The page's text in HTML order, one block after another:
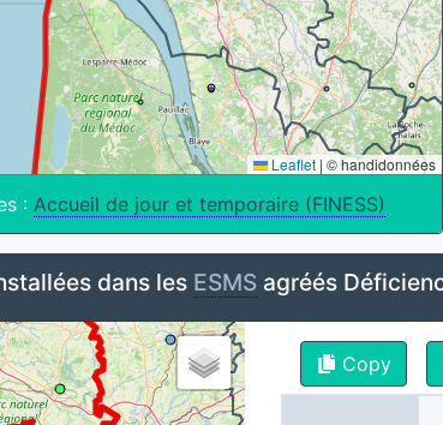
Leaflet | © handidonnées
: Accueil de jour et temporaire (FINESS)
dans les ESMS agréés
Copy